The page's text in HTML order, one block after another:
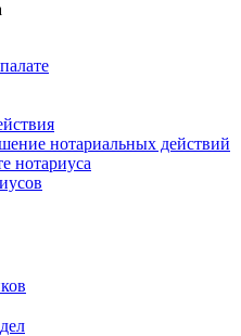
нотариальных действий
нотариуса